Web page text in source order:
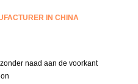
IN CHINA
naad aan de voorkant